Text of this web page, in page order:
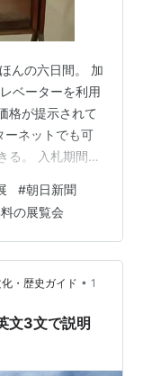
んの六日間。 加
ベーターを利用
格が提示されて
ーネットでも可
る。 入札期間
いえ『金丸悠
のには驚く。 当
。 本展に並んで
うに見えた。
#朝日新聞
の展覧会
・歴史ガイド • 1
文3文で説明